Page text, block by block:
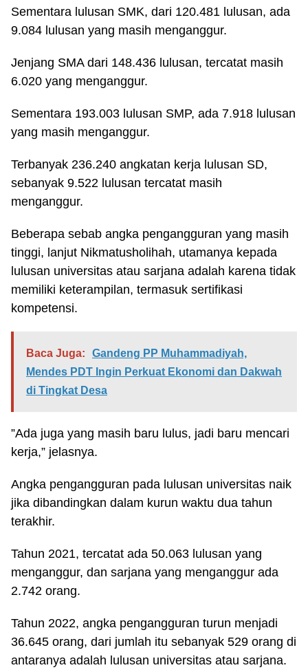
Sementara lulusan SMK, dari 120.481 lulusan, ada
9.084 lulusan yang masih menganggur.
Jenjang SMA dari 148.436 lulusan, tercatat masih
6.020 yang menganggur.
Sementara 193.003 lulusan SMP, ada 7.918 lulusan
yang masih menganggur.
Terbanyak 236.240 angkatan kerja lulusan SD,
sebanyak 9.522 lulusan tercatat masih
menganggur.
Beberapa sebab angka pengangguran yang masih
tinggi, lanjut Nikmatusholihah, utamanya kepada
lulusan universitas atau sarjana adalah karena tidak
memiliki keterampilan, termasuk sertifikasi
kompetensi.
Baca Juga:
Gandeng PP Muhammadiyah,
Mendes PDT Ingin Perkuat Ekonomi dan Dakwah
di Tingkat Desa
”Ada juga yang masih baru lulus, jadi baru mencari
kerja,” jelasnya.
Angka pengangguran pada lulusan universitas naik
jika dibandingkan dalam kurun waktu dua tahun
terakhir.
Tahun 2021, tercatat ada 50.063 lulusan yang
menganggur, dan sarjana yang menganggur ada
2.742 orang.
Tahun 2022, angka pengangguran turun menjadi
36.645 orang, dari jumlah itu sebanyak 529 orang di
antaranya adalah lulusan universitas atau sarjana.